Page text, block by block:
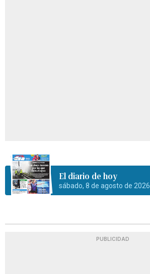
El diario de hoy
sábado, 8 de agosto de 2026
PUBLICIDAD